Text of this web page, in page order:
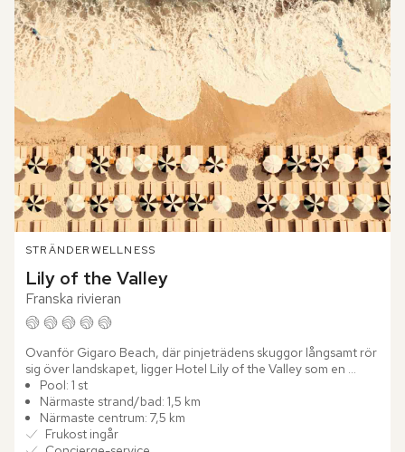
STRÄNDERWELLNESS
Lily of the Valley
Franska rivieran
Ovanför Gigaro Beach, där pinjeträdens skuggor långsamt rör
sig över landskapet, ligger Hotel Lily of the Valley som en
stillsam utkiksplats över Saint-Tropez-halvöns tidlösa...
Pool: 1 st
Närmaste strand/bad: 1,5 km
Närmaste centrum: 7,5 km
Frukost ingår